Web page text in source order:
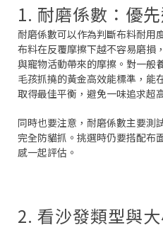
1. 耐磨係數：優
耐磨係數可以作為判斷布料耐用
布料在反覆摩擦下越不容易磨損
與寵物活動帶來的摩擦。對一般
毛孩抓撓的黃金高效能標準，能
取得最佳平衡，避免一味追求超
同時也要注意，耐磨係數主要測
完全防貓抓。挑選時仍要搭配布
感一起評估。
2. 看沙發類型與